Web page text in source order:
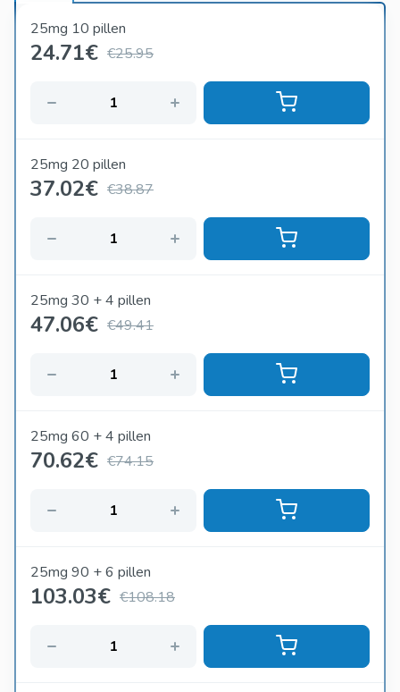
25mg 10 pillen
24.71€ €25.95
25mg 20 pillen
37.02€ €38.87
25mg 30 + 4 pillen
47.06€ €49.41
25mg 60 + 4 pillen
70.62€ €74.15
25mg 90 + 6 pillen
103.03€ €108.18